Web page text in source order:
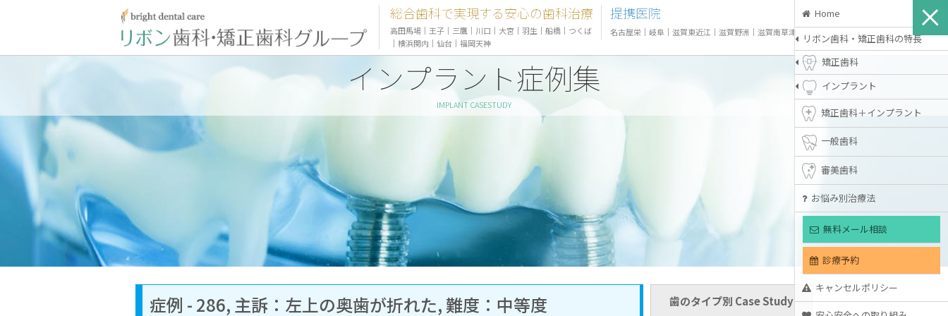
Home
リボン歯科・矯正歯科の特長
矯正歯科
インプラント
矯正歯科＋インプラント
一般歯科
審美歯科
お悩み別治療法
無料メール相談
診療予約
キャンセルポリシー
総合歯科で実現する安心の歯科治療
高田馬場 ｜ 王子 ｜ 三鷹 ｜ 川口 ｜ 大宮 ｜ 羽生 ｜ 船橋 ｜ つくば
｜ 横浜関内 ｜ 仙台 ｜ 福岡天神
提携医院
名古屋栄 ｜ 岐阜 ｜ 滋賀東近江 ｜ 滋賀野洲 ｜ 滋賀南草津
インプラント症例集
IMPLANT CASESTUDY
症例 - 286, 主訴：左上の奥歯が折れた, 難度：中等度 歯のタイプ別 Case Study